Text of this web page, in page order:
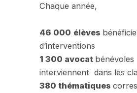
Chaque année,
46 000 élèves
d’interventions
1 300 avocat bénévoles
interviennent dans les
380 thématiques